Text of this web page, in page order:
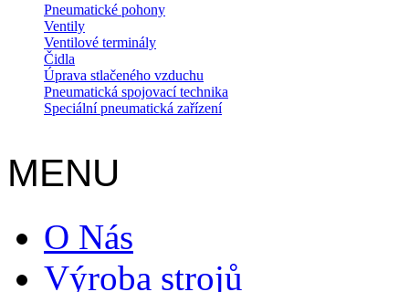
Pneumatické pohony
Ventily
Ventilové terminály
Čidla
Úprava stlačeného vzduchu
Pneumatická spojovací technika
Speciální pneumatická zařízení
MENU
O Nás
Výroba strojů